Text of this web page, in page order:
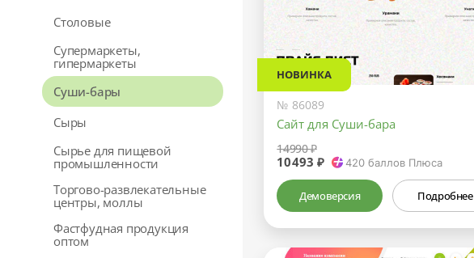
Столовые
Супермаркеты,
гипермаркеты
Суши-бары
Сыры
Сырье для пищевой
промышленности
Торгово-развлекательные
центры, моллы
Фастфудная продукция
оптом
НОВИНКА
№ 86089
Сайт для Суши-бара
14990 ₽
10493 ₽ 420баллов Плюса
Демоверсия Подробнее